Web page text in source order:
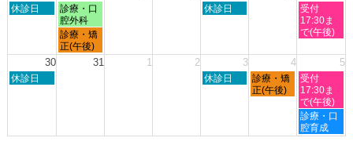
日
月
2026
休診日
月
曜
日,
8
月
診療・口
腔外科
木
月
2026
休診日
土
曜
日,
月
2026
受付
17:30ま
で(午後)
月
曜
日,
診療・矯
正(午後)
30 31 1 2 3 4 5
日
30th
休診日
木
3rd
休診日
金
曜
4th
診療・矯
正(午後)
土
曜
日,
9
月
5th
受付
17:30ま
で(午後)
土
曜
日,
診療・口
腔育成